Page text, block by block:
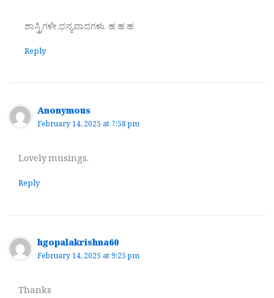
ಶಾಸ್ತ್ರಿಗಳೇ,ಧನ್ಯವಾದಗಳು. ಹ ಹ ಹ
Reply
Anonymous
February 14, 2025 at 7:58 pm
Lovely musings.
Reply
hgopalakrishna60
February 14, 2025 at 9:25 pm
Thanks